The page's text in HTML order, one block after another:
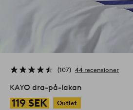
107 44 recensioner
KAYO dra-på-lakan
119 SEK
Outlet